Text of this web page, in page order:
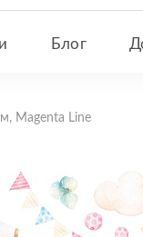
Блог
Magenta Line